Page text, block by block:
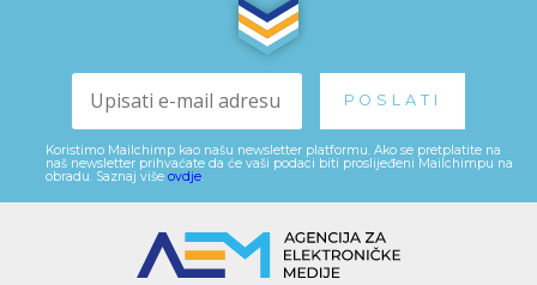
Koristimo Mailchimp kao našu newsletter platformu. Ako se pretplatite na
naš newsletter prihvaćate da će vaši podaci biti proslijeđeni Mailchimpu na
obradu. Saznaj više ovdje